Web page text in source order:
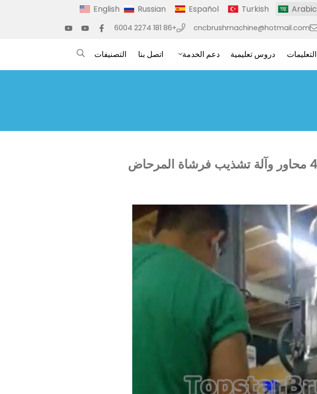
English Russian Español Turkish Arabic
cncbrushmachine@hotmail.com
+86 181 2274 6004
التعليمات دروس تعليمية دعم الخدمة اتصل بنا التصنيفات